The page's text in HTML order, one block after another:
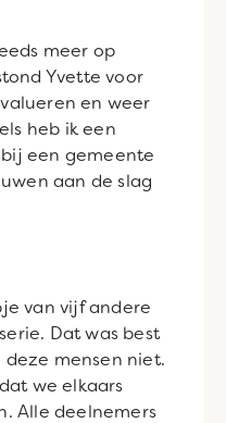
meer op
Yvette voor
en weer
heb ik een
een gemeente
aan de slag
van vijf andere
Dat was best
mensen niet.
we elkaars
Alle deelnemers